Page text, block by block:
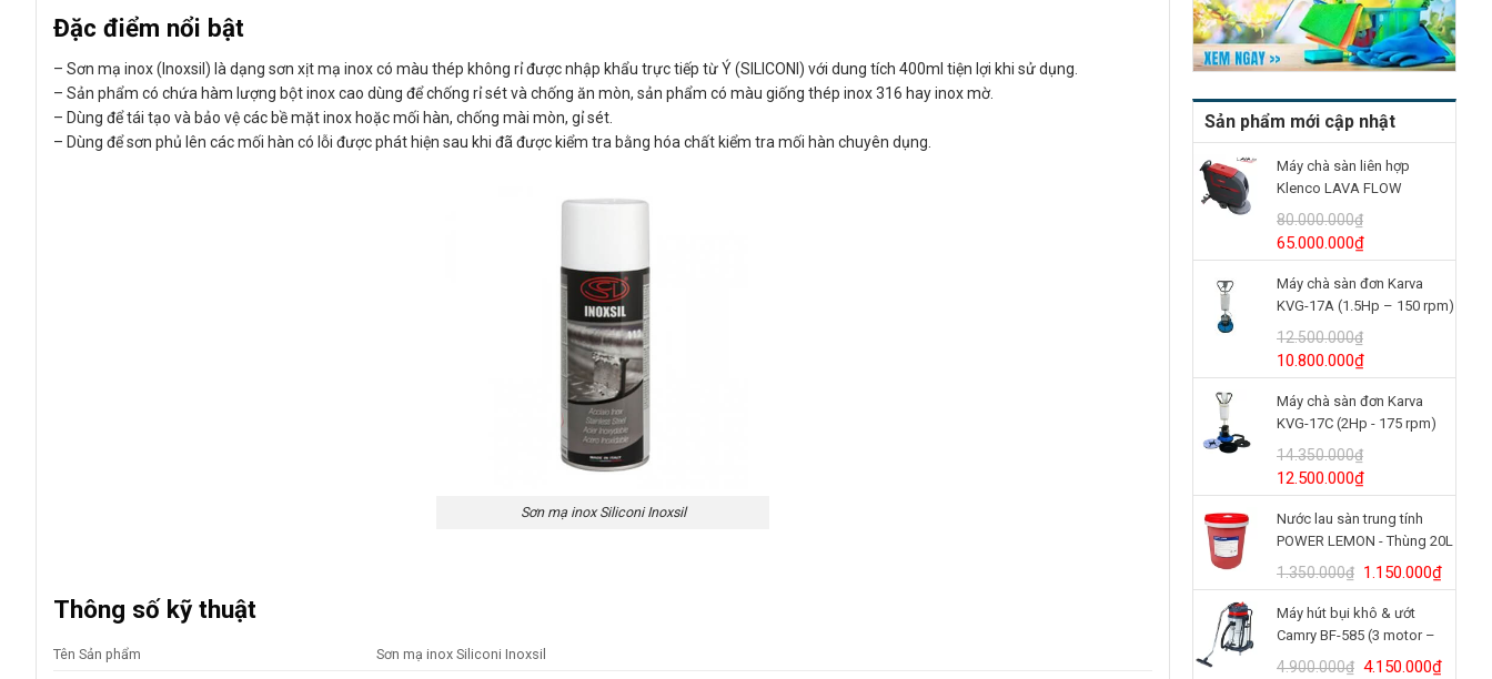
Sản phẩm mới cập nhật
Máy chà sàn liên hợp
Klenco LAVA FLOW
(24V/125Ah)
80.000.000₫
Giá
gốc
là:
80.000.000₫.
65.000.000₫Giá
hiện
tại
là:
Máy chà sàn đơn Karva
KVG-17A (1.5Hp – 150 rpm)
12.500.000₫
Giá
gốc
là:
12.500.000₫.
10.800.000₫Giá
hiện
tại
là:
Máy chà sàn đơn Karva
KVG-17C (2Hp - 175 rpm)
14.350.000₫
Giá
gốc
là:
14.350.000₫.
12.500.000₫Giá
hiện
tại
là:
12.500.000₫.
Nước lau sàn trung tính
POWER LEMON - Thùng 20L
1.350.000₫ Giá
gốc
là:
1.350.000₫.
1.150.000₫Giá
hiện
Máy hút bụi khô & ướt
Camry BF-585 (3 motor –
80L)
4.900.000₫ Giá
4.150.000₫Giá
Đặc điểm nổi bật
– Sơn mạ inox (Inoxsil) là dạng sơn xịt mạ inox có màu thép không rỉ được nhập khẩu trực tiếp từ Ý (SILICONI) với dung tích 400ml tiện lợi khi sử dụng.
– Sản phẩm có chứa hàm lượng bột inox cao dùng để chống rỉ sét và chống ăn mòn, sản phẩm có màu giống thép inox 316 hay inox mờ.
– Dùng để tái tạo và bảo vệ các bề mặt inox hoặc mối hàn, chống mài mòn, gỉ sét.
– Dùng để sơn phủ lên các mối hàn có lỗi được phát hiện sau khi đã được kiểm tra bằng hóa chất kiểm tra mối hàn chuyên dụng.
Sơn mạ inox Siliconi Inoxsil
Thông số kỹ thuật
Tên Sản phẩm
Sơn mạ inox Siliconi Inoxsil